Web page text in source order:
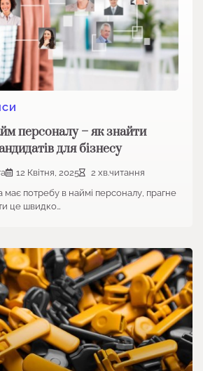
персоналу – як знайти
для бізнесу
12 Квітня, 2025
2 хв.читання
має потребу в наймі персоналу, прагне
це швидко…